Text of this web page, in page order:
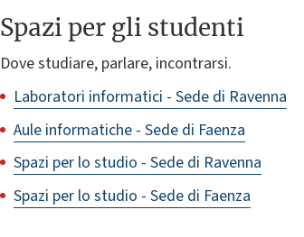
Spazi per gli studenti
Dove studiare, parlare, incontrarsi.
Laboratori informatici - Sede di Ravenna
Aule informatiche - Sede di Faenza
Spazi per lo studio - Sede di Ravenna
Spazi per lo studio - Sede di Faenza